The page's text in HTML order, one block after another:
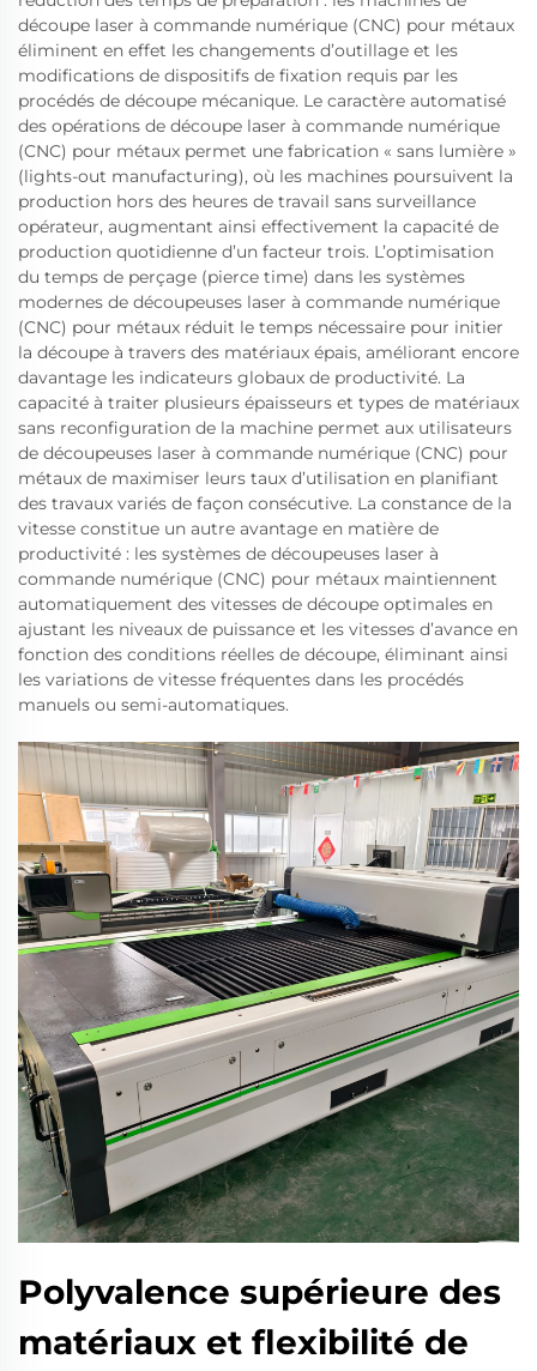
découpe laser à commande numérique (CNC) pour métaux
éliminent en effet les changements d’outillage et les
modifications de dispositifs de fixation requis par les
procédés de découpe mécanique. Le caractère automatisé
des opérations de découpe laser à commande numérique
(CNC) pour métaux permet une fabrication « sans lumière »
(lights-out manufacturing), où les machines poursuivent la
production hors des heures de travail sans surveillance
opérateur, augmentant ainsi effectivement la capacité de
production quotidienne d’un facteur trois. L’optimisation
du temps de perçage (pierce time) dans les systèmes
modernes de découpeuses laser à commande numérique
(CNC) pour métaux réduit le temps nécessaire pour initier
la découpe à travers des matériaux épais, améliorant encore
davantage les indicateurs globaux de productivité. La
capacité à traiter plusieurs épaisseurs et types de matériaux
sans reconfiguration de la machine permet aux utilisateurs
de découpeuses laser à commande numérique (CNC) pour
métaux de maximiser leurs taux d’utilisation en planifiant
des travaux variés de façon consécutive. La constance de la
vitesse constitue un autre avantage en matière de
productivité : les systèmes de découpeuses laser à
commande numérique (CNC) pour métaux maintiennent
automatiquement des vitesses de découpe optimales en
ajustant les niveaux de puissance et les vitesses d’avance en
fonction des conditions réelles de découpe, éliminant ainsi
les variations de vitesse fréquentes dans les procédés
manuels ou semi-automatiques.
Polyvalence supérieure des
matériaux et flexibilité de